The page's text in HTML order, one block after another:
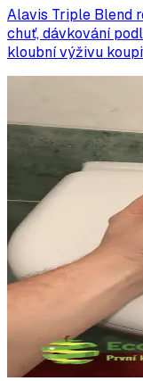
Alavis Triple Blend
chuť, dávkování
kloubní výživu